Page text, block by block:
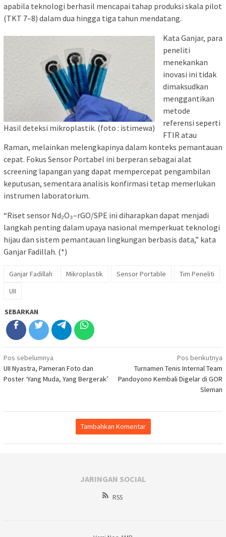
apabila teknologi berhasil mencapai tahap produksi skala pilot
(TKT 7–8) dalam dua hingga tiga tahun mendatang.
Hasil deteksi mikroplastik. (foto : istimewa)
Kata Ganjar, para
peneliti
menekankan
inovasi ini tidak
dimaksudkan
menggantikan
metode
referensi seperti
FTIR atau
Raman, melainkan melengkapinya dalam konteks pemantauan
cepat. Fokus Sensor Portabel ini berperan sebagai alat
screening lapangan yang dapat mempercepat pengambilan
keputusan, sementara analisis konfirmasi tetap memerlukan
instrumen laboratorium.
“Riset sensor Nd₂O₃–rGO/SPE ini diharapkan dapat menjadi
langkah penting dalam upaya nasional memperkuat teknologi
hijau dan sistem pemantauan lingkungan berbasis data,” kata
Ganjar Fadillah. (*)
Ganjar Fadillah Mikroplastik Sensor Portable
Tim Peneliti
UII
SEBARKAN
Navigasi
pos
Pos sebelumnya
UII Nyastra, Pameran Foto dan
Poster ‘Yang Muda, Yang Bergerak’
Pos berikutnya
Turnamen Tenis Internal Team
Pandoyono Kembali Digelar di GOR
Sleman
Tambahkan Komentar
JARINGAN SOCIAL
RSS